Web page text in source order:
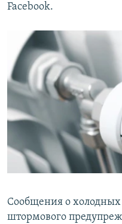
Facebook.
Сообщения о холодных
штормового